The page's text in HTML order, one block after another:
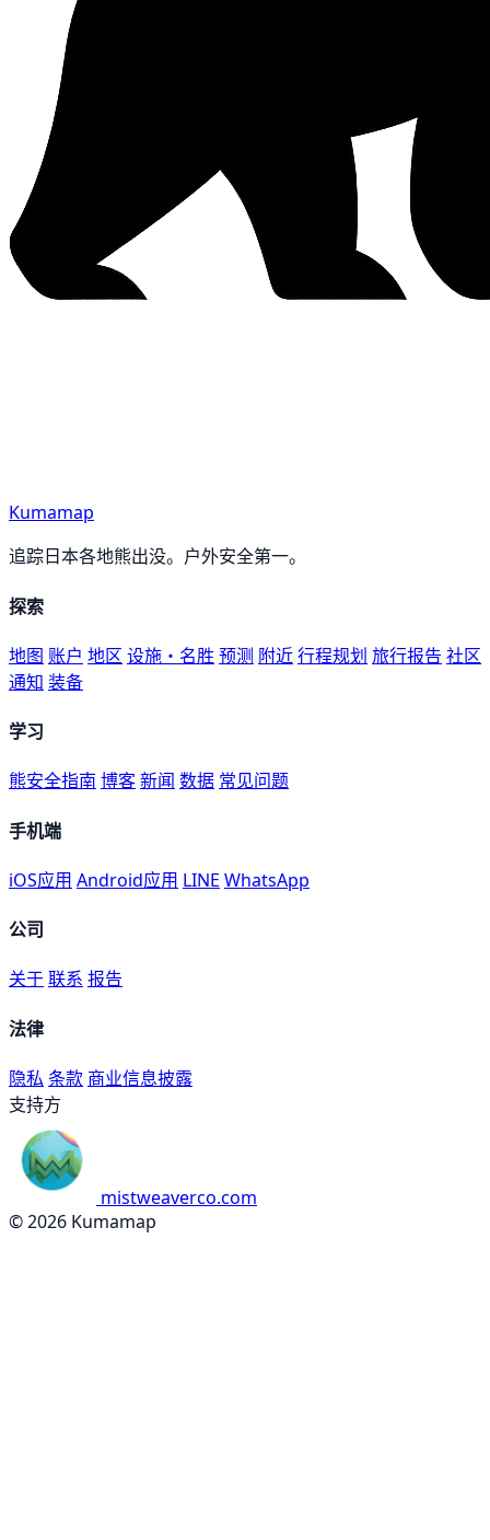
Kumamap
追踪日本各地熊出没。户外安全第一。
探索
地图 账户 地区 设施・名胜 预测 附近行程规划 旅行报告 社区
通知 装备
学习
熊安全指南 博客新闻 数据 常见问题
手机端
iOS应用 Android应用 LINE WhatsApp
公司
关于联系 报告
法律
隐私 条款 商业信息披露
支持方
mistweaverco.com
© 2026 Kumamap